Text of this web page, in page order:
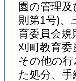
園の管理
則第1号)、
育委員会規
刈町教育委
その他の
た処分、